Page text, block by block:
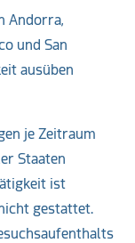
Andorra,
und San
ausüben
je Zeitraum
Staaten
ist
gestattet.